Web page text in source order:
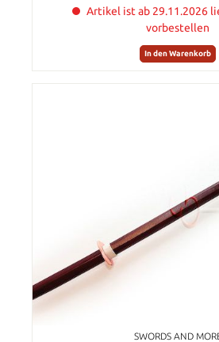
Artikel ist ab 29.11.2026
vorbestellen
In den Warenkorb
SWORDS AND